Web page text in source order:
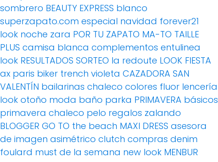
sombrero BEAUTY EXPRESS blanco
superzapato.com especial navidad forever21
look noche zara POR TU ZAPATO MA-TO TAILLE
PLUS camisa blanca complementos entulinea
look RESULTADOS SORTEO la redoute LOOK FIESTA
ax paris biker trench violeta CAZADORA SAN
VALENTÍN bailarinas chaleco colores fluor lencería
look otoño moda baño parka PRIMAVERA básicos
primavera chaleco pelo regalos zalando
BLOGGER GO TO the beach MAXI DRESS asesora
de imagen asimétrico clutch compras denim
foulard must de la semana new look MENBUR